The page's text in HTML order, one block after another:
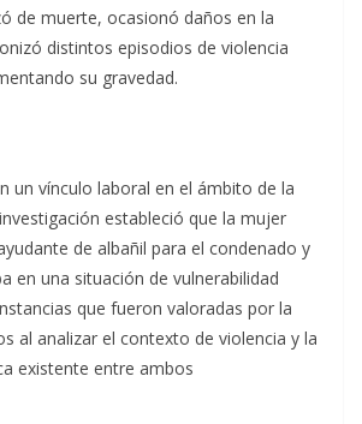
de muerte, ocasionó daños en la
distintos episodios de violencia
su gravedad.
un vínculo laboral en el ámbito de la
estableció que la mujer
de albañil para el condenado y
en una situación de vulnerabilidad
que fueron valoradas por la
al analizar el contexto de violencia y la
existente entre ambos